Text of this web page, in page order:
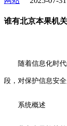
谁有北京本果机
随着信息化时代
段，对保护信息安
系统概述